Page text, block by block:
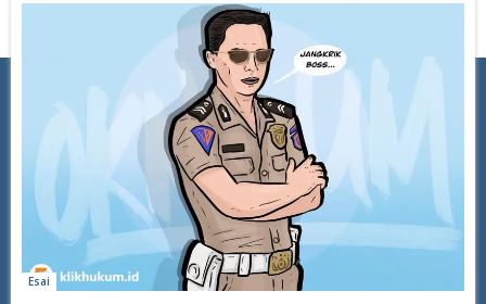
Esai